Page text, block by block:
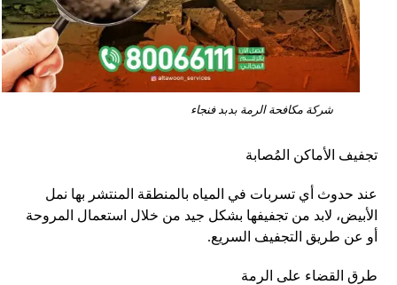
شركة مكافحة الرمة بدبد فنجاء
تجفيف الأماكن المُصابة
عند حدوث أي تسربات في المياه بالمنطقة المنتشر بها نمل
الأبيض، لابد من تجفيفها بشكل جيد من خلال استعمال المروحة
أو عن طريق التجفيف السريع.
طرق القضاء على الرمة